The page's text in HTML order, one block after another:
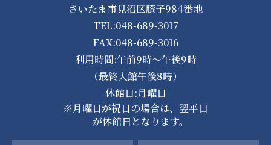
さいたま市見沼区膝子984番地
TEL:048-689-3017
FAX:048-689-3016
利用時間:午前9時～午後9時
（最終入館午後8時）
休館日:月曜日
※月曜日が祝日の場合は、翌平日
が休館日となります。